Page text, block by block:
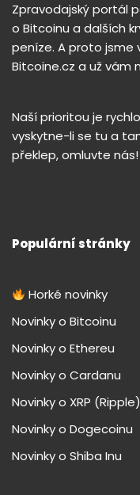
Zpravodajský portál
o Bitcoinu a dalších
peníze. A proto jsme
Bitcoine.cz a už vám
Naší prioritou je
vyskytne-li se tu a
překlep, omluvte nás!
Populární stránky
Horké novinky
Novinky o Bitcoinu
Novinky o Ethereu
Novinky o Cardanu
Novinky o XRP (Ripple)
Novinky o Dogecoinu
Novinky o Shiba Inu